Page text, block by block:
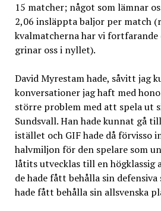
15 matcher; något som lämnar
2,06 insläppta baljor per match
kvalmatcherna har vi
grinar oss i nyllet).
David Myrestam hade, såvitt jag
konversationer jag haft med
större problem med att spela ut
Sundsvall. Han hade kunnat gå
istället och GIF hade då förvisso
halvmiljon för den spelare som
låtits utvecklas till en högklassig
de hade fått behålla sin
hade fått behålla sin allsvenska